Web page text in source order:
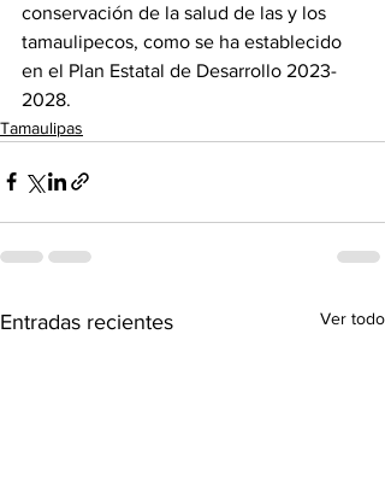
conservación de la salud de las y los
tamaulipecos, como se ha establecido
en el Plan Estatal de Desarrollo 2023-
2028.
Tamaulipas
Entradas recientes Ver todo